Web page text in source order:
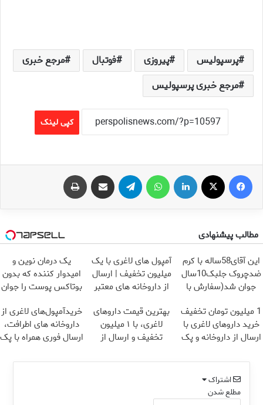
پرسپولیس پیروزی فوتبال
مرجع خبری
مرجع خبری پرسپولیس
کپی لینک
فیس بوک لینکدین تلگرام اشتراک گذاری از طریق ایمیل
مطالب پیشنهادی
این آقای58ساله با کرم
ضدچروک جلبک10سال
جوان شد(سفارش با
آمپول های لاغری با یک
میلیون تخفیف | ارسال
از داروخانه های معتبر
یک درمان نوین و
امیدوار کننده که بدون
بوتاکس پوست را جوان
1 میلیون تومان تخفیف
خرید داروهای لاغری با
ارسال از داروخانه و پک
بهترین قیمت داروهای
لاغری، با ۱ میلیون
تخفیف و ارسال از
خریدآمپول‌های لاغری از
داروخانه های اطرافت،
ارسال فوری همراه با پک
اشتراک
مطلع شدن